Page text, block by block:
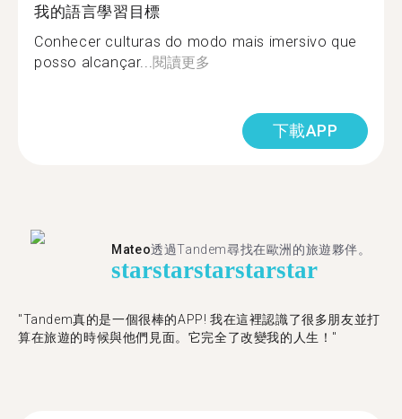
我的語言學習目標
Conhecer culturas do modo mais imersivo que
posso alcançar...閱讀更多
下載APP
Mateo透過Tandem尋找在歐洲的旅遊夥伴。
starstarstarstarstar
"Tandem真的是一個很棒的APP! 我在這裡認識了很多朋友並打
算在旅遊的時候與他們見面。它完全了改變我的人生！"